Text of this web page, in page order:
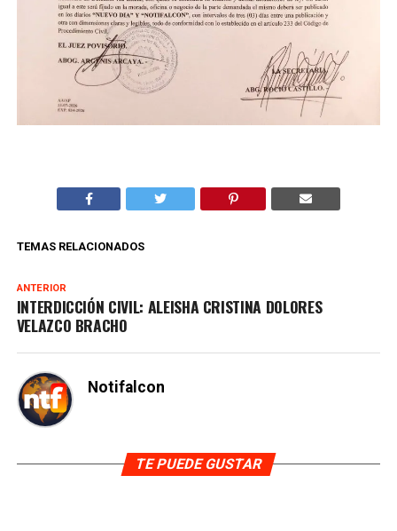
TEMAS RELACIONADOS
ANTERIOR
INTERDICCIÓN CIVIL: ALEISHA CRISTINA DOLORES
VELAZCO BRACHO
Notifalcon
TE PUEDE GUSTAR